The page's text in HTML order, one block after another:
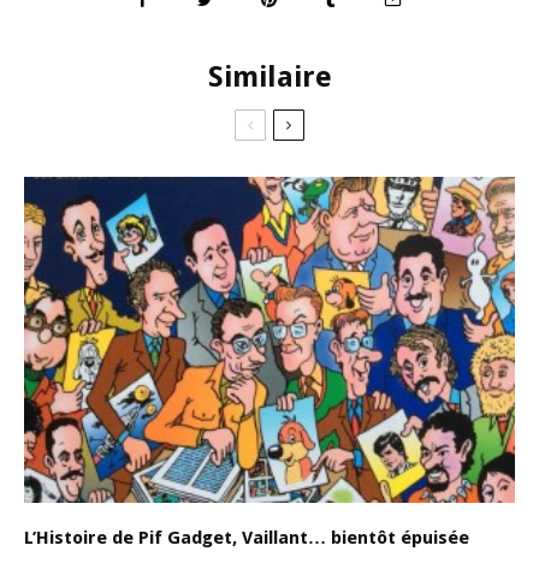
Similaire
L’Histoire de Pif Gadget, Vaillant… bientôt épuisée